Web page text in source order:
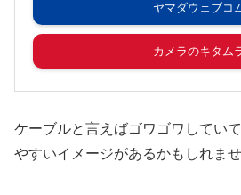
ヤマダウェブコ
カメラのキタム
ケーブルと言えばゴワゴワしてい
やすいイメージがあるかもしれませ